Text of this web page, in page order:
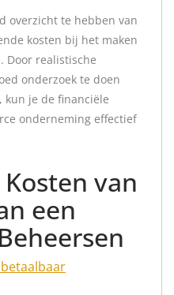
overzicht te hebben van
kosten bij het maken
Door realistische
onderzoek te doen
kun je de financiële
onderneming effectief
van
een